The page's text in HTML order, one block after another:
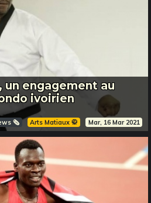
un engagement au
ivoirien
🗞️ Arts Matiaux 🥋 Mar, 16 Mar 2021